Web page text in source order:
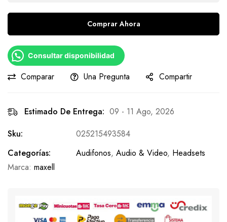
Comprar Ahora
Consultar disponibilidad
Comparar Una Pregunta Compartir
Estimado De Entrega: 09 - 11 Ago, 2026
Sku:
025215493584
Categorías:
Audifonos, Audio & Video, Headsets
Marca: maxell